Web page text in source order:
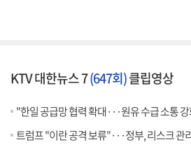
KTV 대한뉴스 7(647회)클립영상
"한일 공급망 협력 확대···원유 수급 소통
트럼프 "이란 공격 보류"···정부, 리스크 관리 총력